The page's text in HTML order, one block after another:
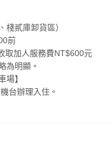
貳庫卸貨區）
前
取加人服務費NT$600元
為明顯。
場】
台辦理入住。